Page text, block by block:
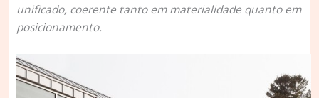
unificado, coerente tanto em materialidade quanto em
posicionamento.